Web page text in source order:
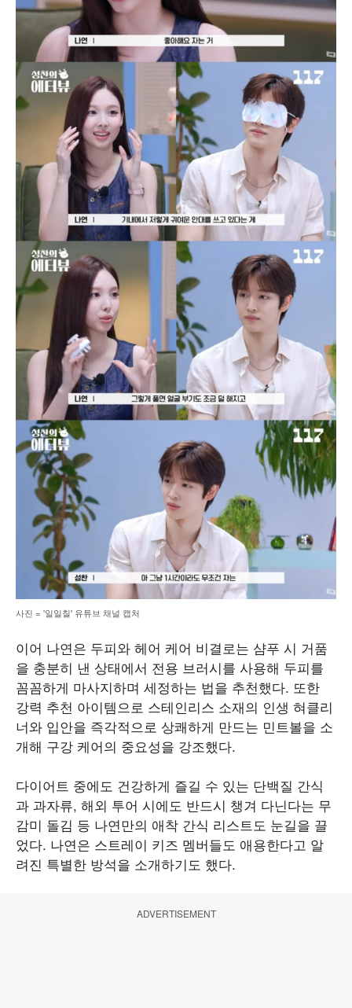
사진 = '일일칠' 유튜브 채널 캡처
이어 나연은 두피와 헤어 케어 비결로는 샴푸 시 거품
을 충분히 낸 상태에서 전용 브러시를 사용해 두피를
꼼꼼하게 마사지하며 세정하는 법을 추천했다. 또한
강력 추천 아이템으로 스테인리스 소재의 인생 혀클리
너와 입안을 즉각적으로 상쾌하게 만드는 민트볼을 소
개해 구강 케어의 중요성을 강조했다.
다이어트 중에도 건강하게 즐길 수 있는 단백질 간식
과 과자류, 해외 투어 시에도 반드시 챙겨 다닌다는 무
감미 돌김 등 나연만의 애착 간식 리스트도 눈길을 끌
었다. 나연은 스트레이 키즈 멤버들도 애용한다고 알
려진 특별한 방석을 소개하기도 했다.
ADVERTISEMENT